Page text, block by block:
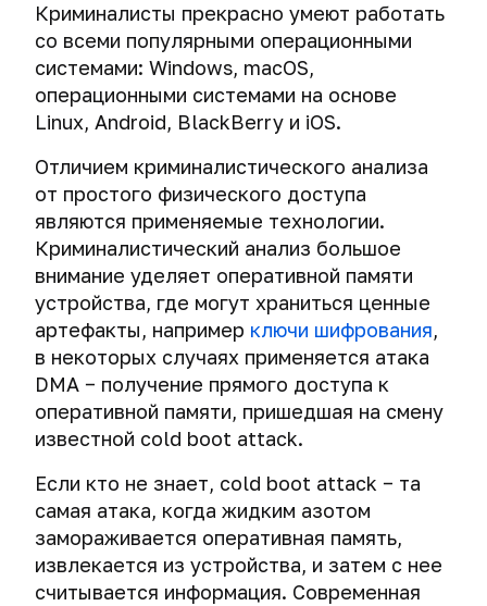
Криминалисты прекрасно умеют работать
со всеми популярными операционными
системами: Windows, macOS,
операционными системами на основе
Linux, Android, BlackBerry и iOS.
Отличием криминалистического анализа
от простого физического доступа
являются применяемые технологии.
Криминалистический анализ большое
внимание уделяет оперативной памяти
устройства, где могут храниться ценные
артефакты, например ключи шифрования,
в некоторых случаях применяется атака
DMA − получение прямого доступа к
оперативной памяти, пришедшая на смену
известной cold boot attack.
Если кто не знает, cold boot attack − та
самая атака, когда жидким азотом
замораживается оперативная память,
извлекается из устройства, и затем с нее
считывается информация. Современная